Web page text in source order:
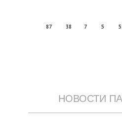
87 38 7 5 5
НОВОСТИ